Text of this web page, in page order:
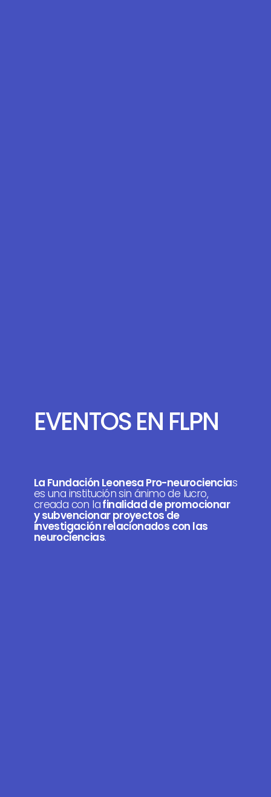
EVENTOS EN FLPN
La Fundación Leonesa Pro-neurociencias
es una institución sin ánimo de lucro,
creada con lafinalidad de promocionar
y subvencionar proyectos de
investigación relacionados con las
neurociencias.